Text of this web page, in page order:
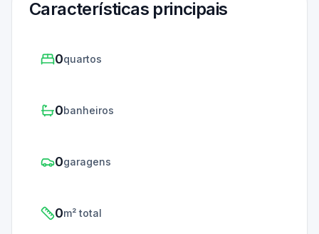
Características principais
0quartos
0banheiros
0garagens
0m² total